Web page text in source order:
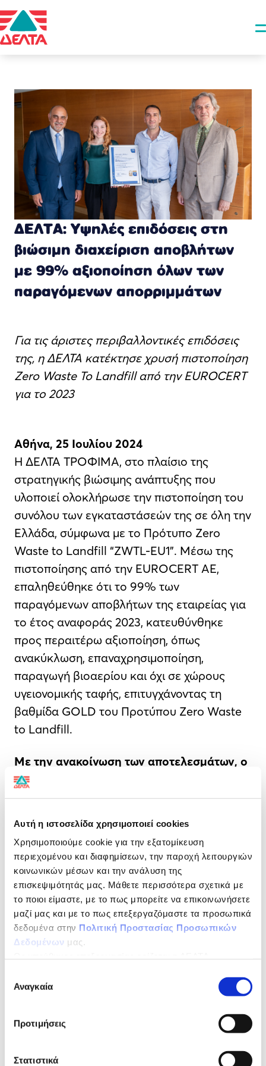
Αυτή η ιστοσελίδα χρησιμοποιεί cookies
Χρησιμοποιούμε cookie για την εξατομίκευση
περιεχομένου και διαφημίσεων, την παροχή λειτουργιών
κοινωνικών μέσων και την ανάλυση της
επισκεψιμότητάς μας. Μάθετε περισσότερα σχετικά με
το ποιοι είμαστε, με το πως μπορείτε να επικοινωνήσετε
μαζί μας και με το πως επεξεργαζόμαστε τα προσωπικά
δεδομένα στην Πολιτική Προστασίας Προσωπικών
Δεδομένων μας.
συγκατάθεσης
Αναγκαία
Προτιμήσεις
Στατιστικά
ΔΕΛΤΑ: Υψηλές επιδόσεις στη
βιώσιμη διαχείριση αποβλήτων
με 99% αξιοποίηση όλων των
παραγόμενων απορριμμάτων
Για τις άριστες περιβαλλοντικές επιδόσεις
της, η ΔΕΛΤΑ κατέκτησε χρυσή πιστοποίηση
Zero Waste To Landfill από την EUROCERT
για το 2023
Αθήνα, 25 Ιουλίου 2024
H ΔΕΛΤΑ ΤΡΟΦΙΜΑ, στο πλαίσιο της
στρατηγικής βιώσιμης ανάπτυξης που
υλοποιεί ολοκλήρωσε την πιστοποίηση του
συνόλου των εγκαταστάσεών της σε όλη την
Ελλάδα, σύμφωνα με το Πρότυπο Zero
Waste to Landfill “ZWTL-EU1”. Μέσω της
πιστοποίησης από την EUROCERT AE,
επαληθεύθηκε ότι το 99% των
παραγόμενων αποβλήτων της εταιρείας για
το έτος αναφοράς 2023, κατευθύνθηκε
προς περαιτέρω αξιοποίηση, όπως
ανακύκλωση, επαναχρησιμοποίηση,
παραγωγή βιοαερίου και όχι σε χώρους
υγειονομικής ταφής, επιτυγχάνοντας τη
βαθμίδα GOLD του Προτύπου Zero Waste
to Landfill.
Με την ανακοίνωση των αποτελεσμάτων, ο
Business Integration & Operations
Transformation Director της ΔΕΛΤΑ,
«Η πιστοποίηση αυτή αναδεικνύει τις
προσπάθειες και τη δέσμευση της εταιρείας
για την παραγωγή και διάθεση τροφίμων
κορυφαίας ποιότητας και διατροφικής αξίας
με μεθόδους και διαδικασίες που σέβονται
και προστατεύουν το περιβάλλον. Για εμάς
και γι’ αυτό υλοποιούμε ένα εκτεταμένο
μείωση του περιβαλλοντικού μας
διαχείριση των φυσικών πόρων».